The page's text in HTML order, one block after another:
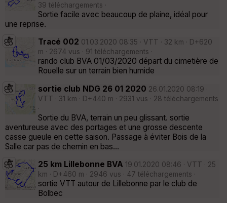
39 téléchargements ·
Sortie facile avec beaucoup de plaine, idéal pour
une reprise.
Tracé 002 01.03.2020 08:35 · VTT · 32 km · D+620
m · 2674 vus · 91 téléchargements ·
rando club BVA 01/03/2020 départ du cimetière de
Rouelle sur un terrain bien humide
sortie club NDG 26 01 2020 26.01.2020 08:19 ·
VTT · 31 km · D+440 m · 2931 vus · 28 téléchargements
·
Sortie du BVA, terrain un peu glissant. sortie
aventureuse avec des portages et une grosse descente
casse gueule en cette saison. Passage à éviter Bois de la
Salle car pas de chemin en bas...
25 km Lillebonne BVA 19.01.2020 08:46 · VTT · 25
km · D+460 m · 2946 vus · 47 téléchargements ·
sortie VTT autour de Lillebonne par le club de
Bolbec